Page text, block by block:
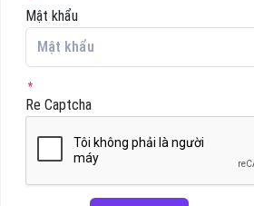
Mật khẩu
Re Captcha